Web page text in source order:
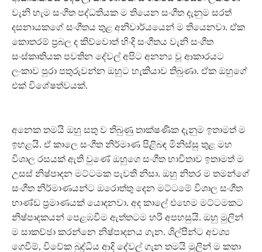
වැනි හැම සංගීත පද්ධතියක ම තියෙන සංගීත දැනුම සරත්
දසනායකගේ සංගීතය තුළ අනිවාර්යයෙන් ම තියෙනවා. ඒක
කොතරම් ප්‍රබල ද කිව්වොත් හිංදි සංගීතය වැනි සංගීත
සංස්කෘතියක පවතින දේවල් අපිට අනන්‍ය වූ ආකාරයට
ලංකාව පුරා පතුරුවන්න ඔහුට හැකියාව තිබුණා. ඒක ඔහුගේ
එක් විශේෂත්වයක්.
අනෙක තමයි ඔහු සතු ව තිබුණු තාක්ෂණික දැනුම ඉතාමත් ම
ඉහළයි. ඒ කාලෙ සංගීත නිර්මාණ පිළිබඳ මිනිස්සු තුළ මහ
විශාල රසයක් ඇති වුණේ ඔහුගෙ සංගීත භාවිතාව ඉතාමත් ම
උසස් නිෂ්පාදන මට්ටමක පැවති නිසා. ඔහු නිතර ම තමන්ගේ
සංගීත නිර්මාණයන්ට ඔරොත්තු දෙන මට්ටමේ විශාල සංගීත
භාණ්ඩ ප්‍රමාණයක් යොදනවා. අද කාලේ එහෙම මට්ටමකට
නිෂ්පාදකයන් පෙළඹවීම ඇත්තටම හරි අපහසුයි. ඔහු මුලින්
ම සාකච්ඡා කරන්නෙ නිෂ්පාදනය ගැන. ශිල්පීන්ට අවශ්‍ය
ගෙවීම්, විවේක බුද්ධිය ආදි දේවල් ගැන තමයි මුලින් ම කතා